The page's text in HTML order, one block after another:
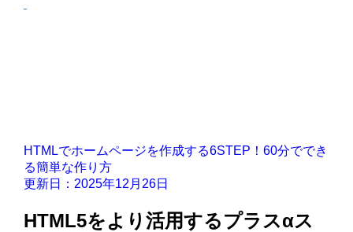
HTMLでホームページを作成する6STEP！60分ででき
る簡単な作り方
更新日：2025年12月26日
HTML5をより活用するプラスαス